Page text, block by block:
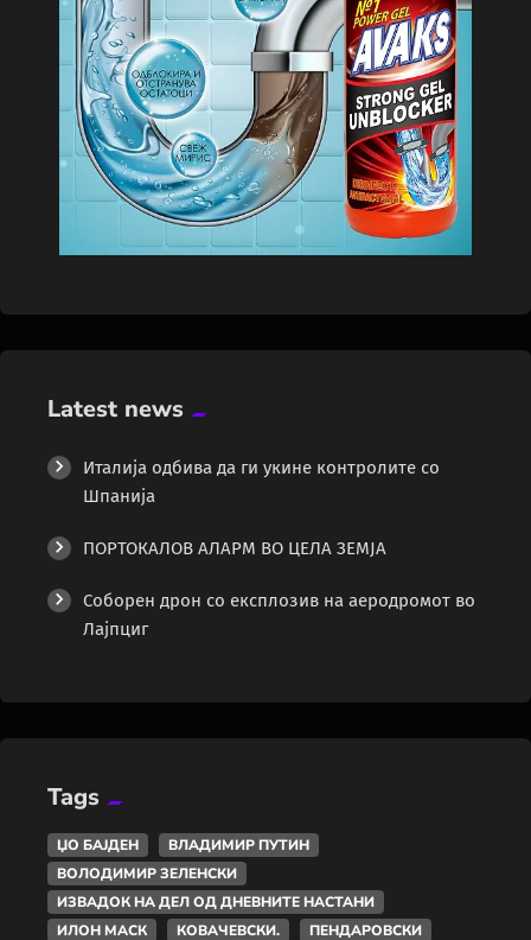
Latest news
Италија одбива да ги укине контролите со
Шпанија
ПОРТОКАЛОВ АЛАРМ ВО ЦЕЛА ЗЕМЈА
Соборен дрон со експлозив на аеродромот во
Лајпциг
Tags
ЏО БАЈДЕН
ВЛАДИМИР ПУТИН
ВОЛОДИМИР ЗЕЛЕНСКИ
ИЗВАДОК НА ДЕЛ ОД ДНЕВНИТЕ НАСТАНИ
ИЛОН МАСК
КОВАЧЕВСКИ.
ПЕНДАРОВСКИ